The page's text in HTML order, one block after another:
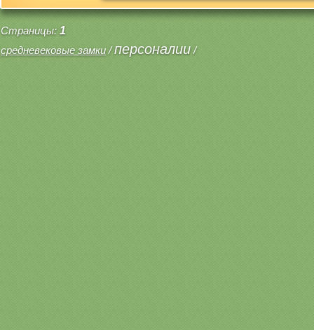
Страницы: 1
средневековые замки/персоналии/